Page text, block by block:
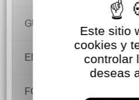
GUÍA DE TALLAS
ENVÍOS Y
FORMAS DE PAGO
Este sitio
cookies y
controlar
deseas